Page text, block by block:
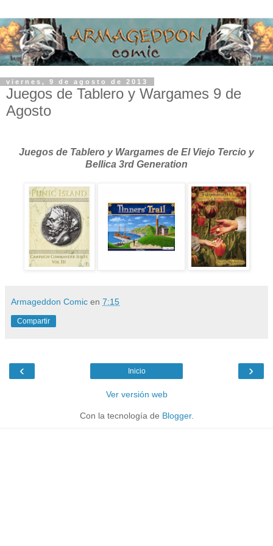
viernes, 9 de agosto de 2013
Juegos de Tablero y Wargames 9 de
Agosto
Juegos de Tablero y Wargames de El Viejo Tercio y
Bellica 3rd Generation
Armageddon Comic en 7:15
Compartir
‹ ›
Inicio
Ver versión web
Con la tecnología de Blogger.